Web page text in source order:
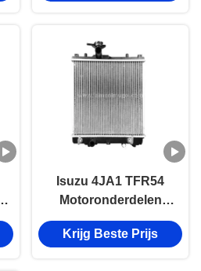
Isuzu 4JA1 TFR54
Motoronderdelen
8970936921
8944741714
Krijg Beste Prijs